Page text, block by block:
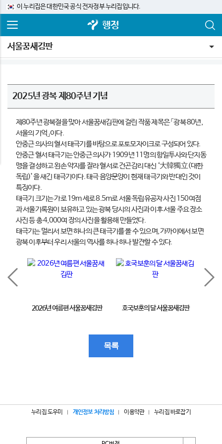
이 누리집은 대한민국 공식 전자정부 누리집입니다.
행정
서울꿈새김판
2025년 광복 제80주년 기념
제80주년 광복절을 맞아 서울꿈새김판에 걸린 작품 제목은 「광복 80년,
서울의 기억」이다.
안중근 의사의 혈서 태극기를 바탕으로 포토모자이크로 구성되어 있다.
안중근 혈서 태극기는 안중근 의사가 1909년 11명의 항일투사와 단지동
맹을 결성하고 왼손 약지를 잘라 혈서로 건곤감리 대신 ‘大韓獨立(대한
독립)’을 새긴 태극기이다. 태극 음양문양이 현재 태극기와 반대인 것이
특징이다.
태극기 크기는 가로 19m 세로 8.5m로 서울 독립유공자 사진 150여점
과 서울기록원이 보유하고 있는 광복 당시의 사진과 이후 서울 주요 장소
사진 등 총 4,000여 장의 사진을 활용해 만들었다.
태극기는 멀리서 보면 하나의 큰 태극기를 볼 수 있으며, 가까이에서 보면
광복 이후부터 우리 서울의 역사를 하나 하나 발견할 수 있다.
2026년 여름편 서울꿈새김판 호국보훈의 달 서울꿈새김판
목록
누리집 도우미 개인정보 처리방침 이용약관 누리집 바로잡기